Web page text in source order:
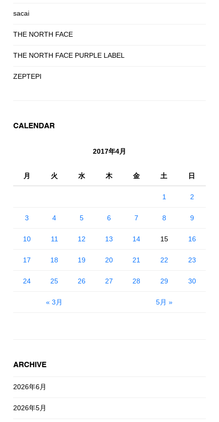
sacai
THE NORTH FACE
THE NORTH FACE PURPLE LABEL
ZEPTEPI
CALENDAR
2017年4月
月 火 水 木 金 土 日
« 3月 5月 »
1 2
3 4 5 6 7 8 9
10 11 12 13 14 15 16
17 18 19 20 21 22 23
24 25 26 27 28 29 30
ARCHIVE
2026年6月
2026年5月